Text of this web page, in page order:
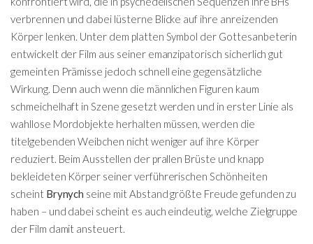
verbrennen und dabei lüsterne Blicke auf ihre anreizenden
Körper lenken. Unter dem platten Symbol der Gottesanbeterin
entwickelt der Film aus seiner emanzipatorisch sicherlich gut
gemeinten Prämisse jedoch schnell eine gegensätzliche
Wirkung. Denn auch wenn die männlichen Figuren kaum
schmeichelhaft in Szene gesetzt werden und in erster Linie als
wahllose Mordobjekte herhalten müssen, werden die
titelgebenden Weibchen nicht weniger auf ihre Körper
reduziert. Beim Ausstellen der prallen Brüste und knapp
bekleideten Körper seiner verführerischen Schönheiten
scheint Brynych seine mit Abstand größte Freude gefunden zu
haben – und dabei scheint es auch eindeutig, welche Zielgruppe
der Film damit ansteuert.